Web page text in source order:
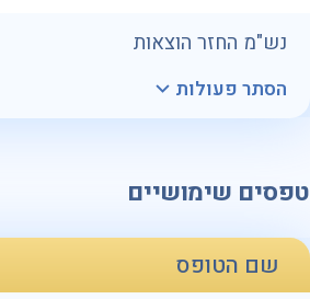
נש"מ החזר הוצאות
הסתר פעולות
טפסים שימושיים
שם הטופס